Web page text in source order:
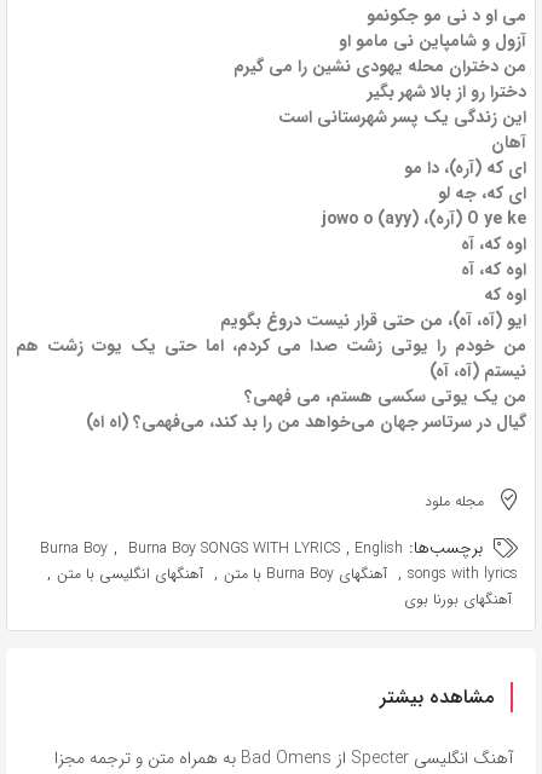
می او د نی مو جکونمو
آزول و شامپاین نی مامو او
من دختران محله یهودی نشین را می گیرم
دخترا رو از بالا شهر بگیر
این زندگی یک پسر شهرستانی است
آهان
ای که (آره)، دا مو
ای که، جه لو
O ye ke (آره)، jowo o (ayy)
اوه که، آه
اوه که، آه
اوه که
ایو (آه، آه)، من حتی قرار نیست دروغ بگویم
من خودم را یوتی زشت صدا می کردم، اما حتی یک یوت زشت هم
نیستم (آه، آه)
من یک یوتی سکسی هستم، می فهمی؟
گیال در سرتاسر جهان می‌خواهد من را بد کند، می‌فهمی؟ (اه اه)
مجله ملود
برچسب‌ها: Burna Boy , Burna Boy SONGS WITH LYRICS , English
songs with lyrics
, آهنگهای Burna Boy با متن , آهنگهای انگلیسی با متن ,
آهنگهای بورنا بوی
مشاهده بیشتر
آهنگ انگلیسی Specter از Bad Omens به همراه متن و ترجمه مجزا